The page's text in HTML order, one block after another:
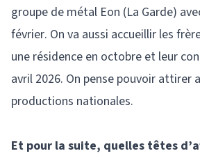
groupe de métal Eon (La Garde)
février. On va aussi accueillir les
une résidence en octobre et leur
avril 2026. On pense pouvoir attirer
productions nationales.
Et pour la suite, quelles têtes